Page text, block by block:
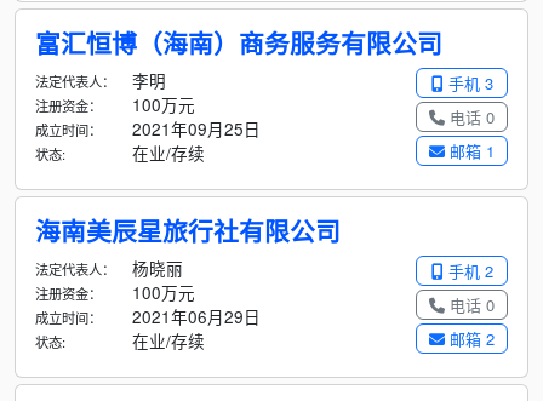
富汇恒博（海南）商务服务有限公司
手机 3
电话 0
邮箱 1
法定代表人： 李明
注册资金： 100万元
成立时间： 2021年09月25日
状态: 在业/存续
海南美辰星旅行社有限公司
手机 2
电话 0
邮箱 2
法定代表人： 杨晓丽
注册资金： 100万元
成立时间： 2021年06月29日
状态: 在业/存续